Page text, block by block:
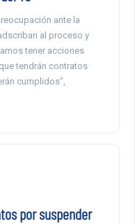
ante la
al proceso y
tener acciones
tendrán contratos
cumplidos”,
por suspender